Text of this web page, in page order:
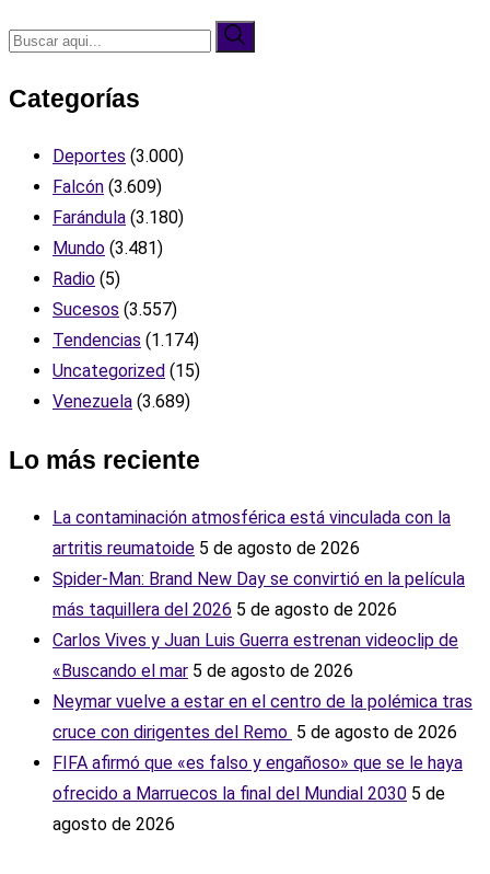
Categorías
Deportes (3.000)
Falcón (3.609)
Farándula (3.180)
Mundo (3.481)
Radio (5)
Sucesos (3.557)
Tendencias (1.174)
Uncategorized (15)
Venezuela (3.689)
Lo más reciente
La contaminación atmosférica está vinculada con la
artritis reumatoide 5 de agosto de 2026
Spider-Man: Brand New Day se convirtió en la película
más taquillera del 2026 5 de agosto de 2026
Carlos Vives y Juan Luis Guerra estrenan videoclip de
«Buscando el mar 5 de agosto de 2026
Neymar vuelve a estar en el centro de la polémica tras
cruce con dirigentes del Remo ‎ 5 de agosto de 2026
FIFA afirmó que «es falso y engañoso» que se le haya
ofrecido a Marruecos la final del Mundial 2030 5 de
agosto de 2026